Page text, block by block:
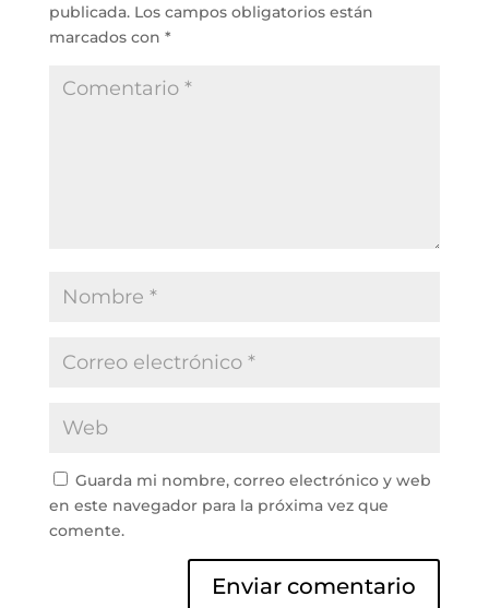
publicada. Los campos obligatorios están
marcados con *
Guarda mi nombre, correo electrónico y web
en este navegador para la próxima vez que
comente.